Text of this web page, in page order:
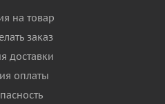
на товар
заказ
доставки
оплаты